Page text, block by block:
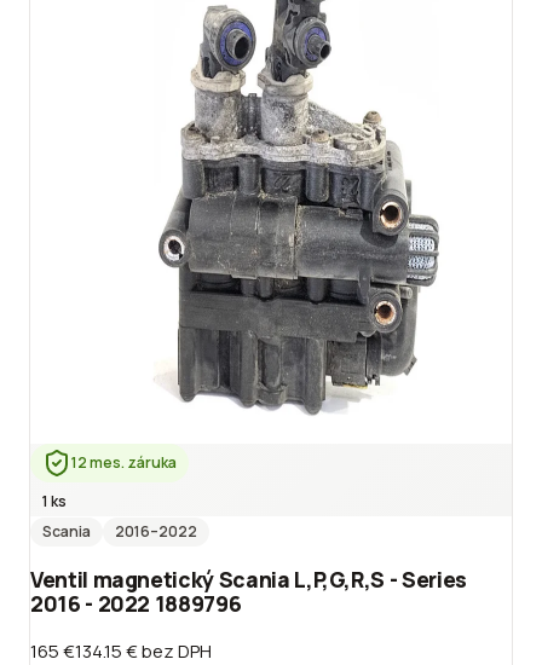
12 mes. záruka
1 ks
Scania
2016–2022
Ventil magnetický Scania L,P,G,R,S - Series
2016 - 2022 1889796
165 €134.15 €bez DPH